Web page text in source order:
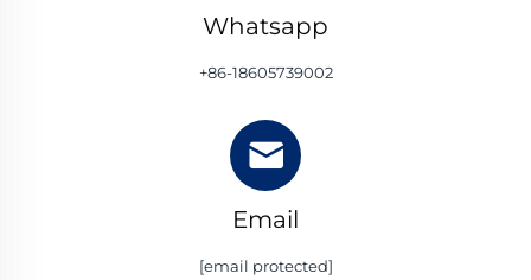
Whatsapp
+86-18605739002
Email
[email protected]